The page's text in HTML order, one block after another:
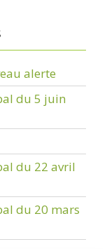
alerte
du 5 juin
du 22 avril
du 20 mars